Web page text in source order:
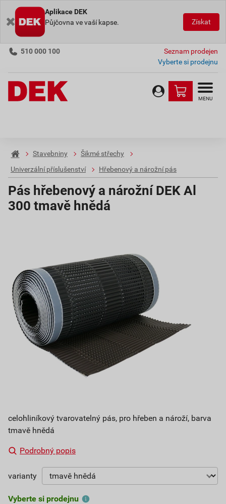
Aplikace DEK
Půjčovna ve vaší kapse.
Získat
510 000 100
Seznam prodejen
Vyberte si prodejnu
MENU
Stavebniny
Šikmé střechy
Univerzální příslušenství
Hřebenový a nárožní pás
Pás hřebenový a nárožní DEK Al
300 tmavě hnědá
celohliníkový tvarovatelný pás, pro hřeben a nároží, barva
tmavě hnědá
Podrobný popis
varianty
Vyberte si prodejnu